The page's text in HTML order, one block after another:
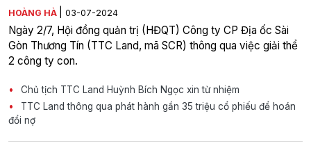
HOÀNG HÀ 03-07-2024
Ngày 2/7, Hội đồng quản trị (HĐQT) Công ty CP Địa ốc Sài
Gòn Thương Tín (TTC Land, mã SCR) thông qua việc giải thể
2 công ty con.
Chủ tịch TTC Land Huỳnh Bích Ngọc xin từ nhiệm
TTC Land thông qua phát hành gần 35 triệu cổ phiếu để hoán
đổi nợ